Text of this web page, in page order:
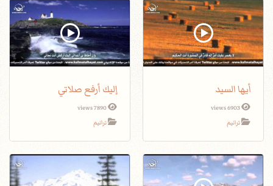
أيها السيد
6903 views
ترانيم
إليك أرفع صلاتي
7890 views
ترانيم